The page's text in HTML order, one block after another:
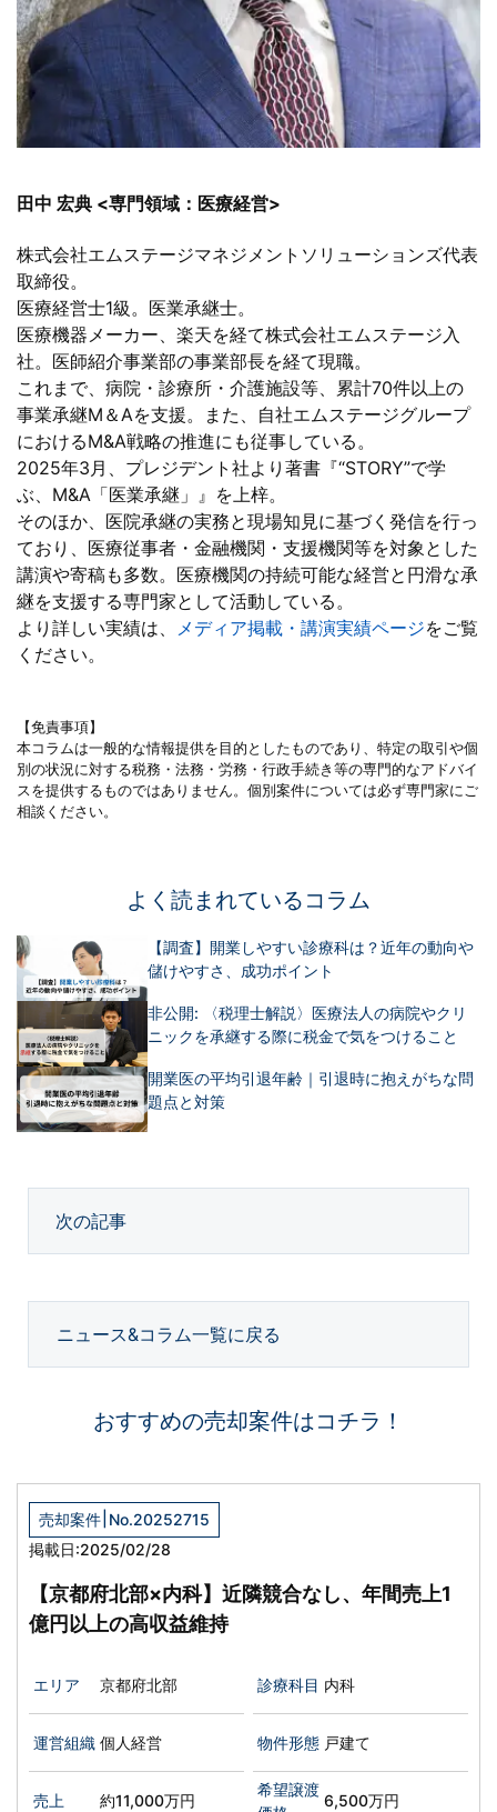
田中 宏典 <専門領域：医療経営>
株式会社エムステージマネジメントソリューションズ代表
取締役。
医療経営士1級。医業承継士。
医療機器メーカー、楽天を経て株式会社エムステージ入
社。医師紹介事業部の事業部長を経て現職。
これまで、病院・診療所・介護施設等、累計70件以上の
事業承継M＆Aを支援。また、自社エムステージグループ
におけるM&A戦略の推進にも従事している。
2025年3月、プレジデント社より著書『“STORY”で学
ぶ、M&A「医業承継」』を上梓。
そのほか、医院承継の実務と現場知見に基づく発信を行っ
ており、医療従事者・金融機関・支援機関等を対象とした
講演や寄稿も多数。医療機関の持続可能な経営と円滑な承
継を支援する専門家として活動している。
より詳しい実績は、 メディア掲載・講演実績ページをご覧
ください。
【免責事項】
本コラムは一般的な情報提供を目的としたものであり、特定の取引や個
別の状況に対する税務・法務・労務・行政手続き等の専門的なアドバイ
スを提供するものではありません。個別案件については必ず専門家にご
相談ください。
よく読まれているコラム
【調査】開業しやすい診療科は？近年の動向や
儲けやすさ、成功ポイント
非公開: 〈税理士解説〉医療法人の病院やクリ
ニックを承継する際に税金で気をつけること
開業医の平均引退年齢｜引退時に抱えがちな問
題点と対策
次の記事
ニュース&コラム一覧に戻る
おすすめの売却案件はコチラ！
売却案件 No.20252715
掲載日:2025/02/28
【京都府北部×内科】近隣競合なし、年間売上1
億円以上の高収益維持
エリア 京都府北部 診療科目 内科
運営組織 個人経営 物件形態 戸建て
売上 約11,000万円
希望譲渡
6,500万円